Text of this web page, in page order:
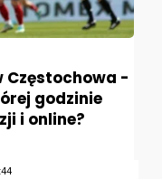
Częstochowa -
godzinie
i online?